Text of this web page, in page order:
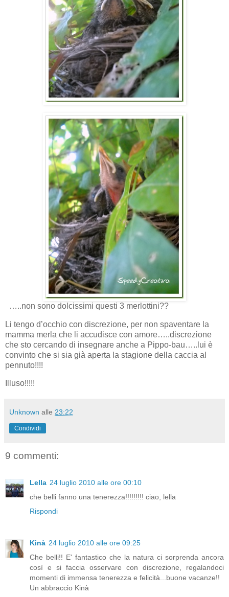
…..non sono dolcissimi questi 3 merlottini??
Li tengo d’occhio con discrezione, per non spaventare la
mamma merla che li accudisce con amore…..discrezione
che sto cercando di insegnare anche a Pippo-bau…..lui è
convinto che si sia già aperta la stagione della caccia al
pennuto!!!!
Illuso!!!!!
Unknown alle 23:22
Condividi
9 commenti:
Lella 24 luglio 2010 alle ore 00:10
che belli fanno una tenerezza!!!!!!!!! ciao, lella
Rispondi
Kinà 24 luglio 2010 alle ore 09:25
Che belli!! E' fantastico che la natura ci sorprenda ancora
così e si faccia osservare con discrezione, regalandoci
momenti di immensa tenerezza e felicità...buone vacanze!!
Un abbraccio Kinà